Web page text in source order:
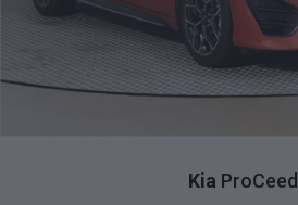
Kia ProCeed